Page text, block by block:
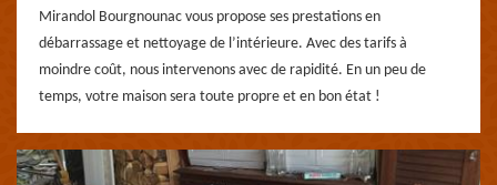
Mirandol Bourgnounac vous propose ses prestations en
débarrassage et nettoyage de l’intérieure. Avec des tarifs à
moindre coût, nous intervenons avec de rapidité. En un peu de
temps, votre maison sera toute propre et en bon état !